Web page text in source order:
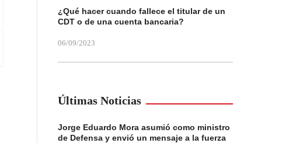
¿Qué hacer cuando fallece el titular de un
CDT o de una cuenta bancaria?
06/09/2023
Últimas Noticias
Jorge Eduardo Mora asumió como ministro
de Defensa y envió un mensaje a la fuerza